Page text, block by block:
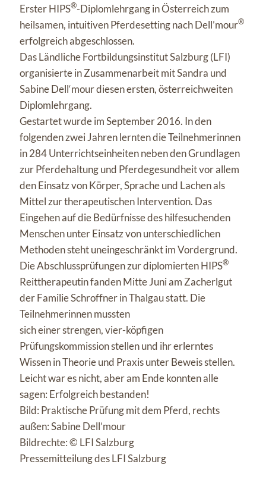
Erster HIPS®-Diplomlehrgang in Österreich zum
heilsamen, intuitiven Pferdesetting nach Dell’mour®
erfolgreich abgeschlossen.
Das Ländliche Fortbildungsinstitut Salzburg (LFI)
organisierte in Zusammenarbeit mit Sandra und
Sabine Dell‘mour diesen ersten, österreichweiten
Diplomlehrgang.
Gestartet wurde im September 2016. In den
folgenden zwei Jahren lernten die Teilnehmerinnen
in 284 Unterrichtseinheiten neben den Grundlagen
zur Pferdehaltung und Pferdegesundheit vor allem
den Einsatz von Körper, Sprache und Lachen als
Mittel zur therapeutischen Intervention. Das
Eingehen auf die Bedürfnisse des hilfesuchenden
Menschen unter Einsatz von unterschiedlichen
Methoden steht uneingeschränkt im Vordergrund.
Die Abschlussprüfungen zur diplomierten HIPS®
Reittherapeutin fanden Mitte Juni am Zacherlgut
der Familie Schroffner in Thalgau statt. Die
Teilnehmerinnen mussten
sich einer strengen, vier-köpfigen
Prüfungskommission stellen und ihr erlerntes
Wissen in Theorie und Praxis unter Beweis stellen.
Leicht war es nicht, aber am Ende konnten alle
sagen: Erfolgreich bestanden!
Bild: Praktische Prüfung mit dem Pferd, rechts
außen: Sabine Dell’mour
Bildrechte: © LFI Salzburg
Pressemitteilung des LFI Salzburg